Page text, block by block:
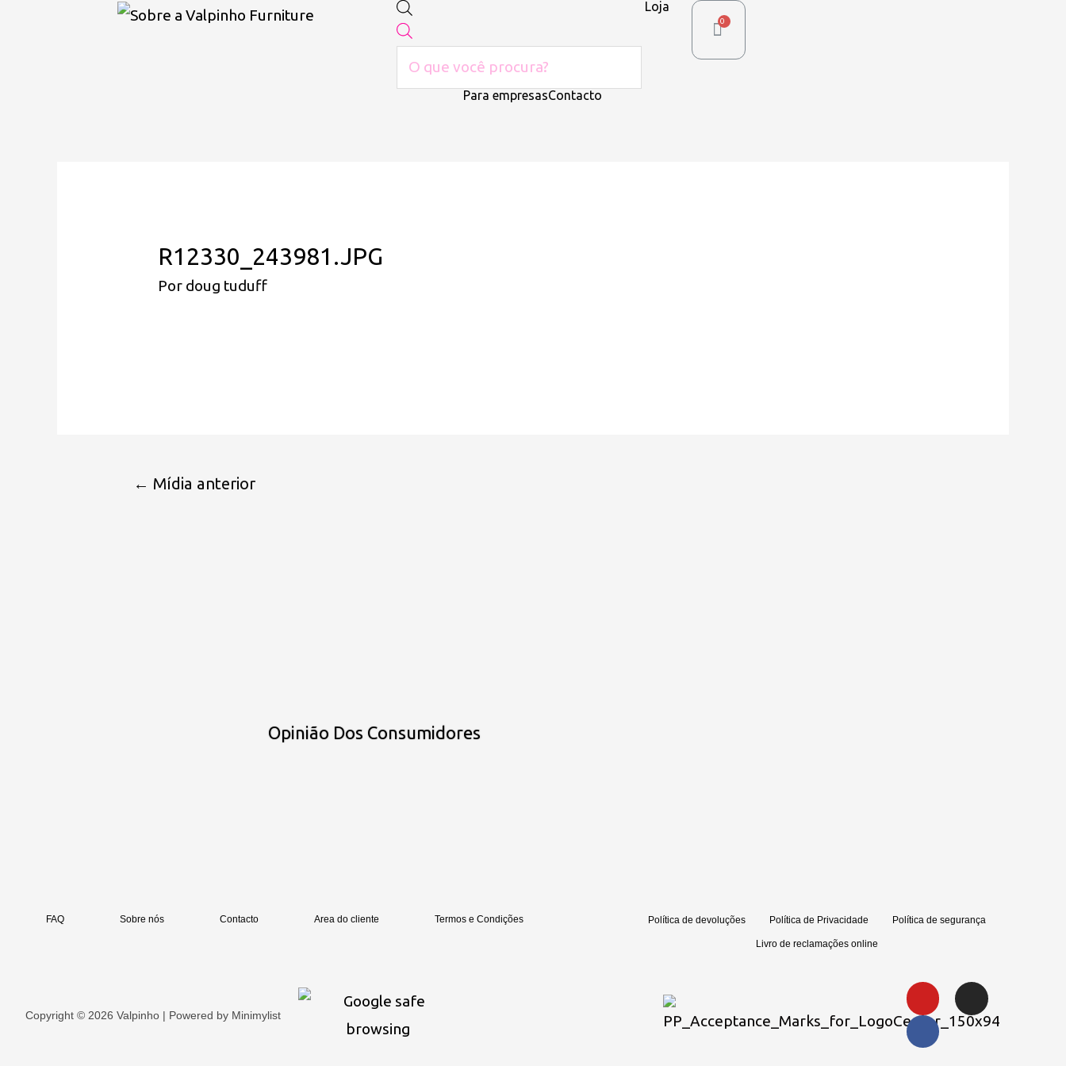
Loja
Para empresasContacto
R12330_243981.JPG
Por doug tuduff
← Mídia anterior
Opinião Dos Consumidores
FAQ Sobre nós Contacto Area do cliente Termos e Condições Política de devoluções Política de Privacidade Política de segurança
Livro de reclamações online
Copyright © 2026 Valpinho | Powered by Minimylist